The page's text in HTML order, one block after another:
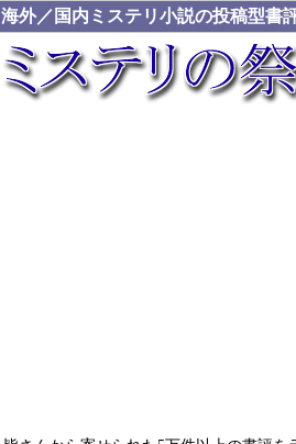
海外／国内ミステリ小説の投稿型書